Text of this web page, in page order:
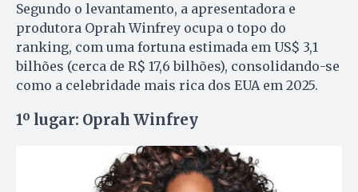
Segundo o levantamento, a apresentadora e
produtora Oprah Winfrey ocupa o topo do
ranking, com uma fortuna estimada em US$ 3,1
bilhões (cerca de R$ 17,6 bilhões), consolidando-se
como a celebridade mais rica dos EUA em 2025.
1º lugar: Oprah Winfrey